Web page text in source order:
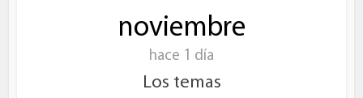
noviembre
hace 1 día
Los temas